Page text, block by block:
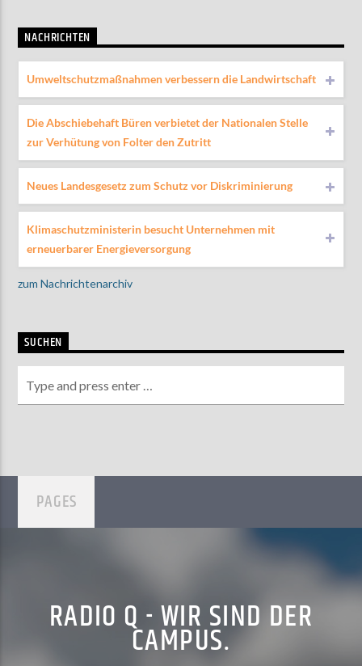
NACHRICHTEN
Umweltschutzmaßnahmen verbessern die Landwirtschaft
Die Abschiebehaft Büren verbietet der Nationalen Stelle
zur Verhütung von Folter den Zutritt
Neues Landesgesetz zum Schutz vor Diskriminierung
Klimaschutzministerin besucht Unternehmen mit
erneuerbarer Energieversorgung
zum Nachrichtenarchiv
SUCHEN
PAGES
RADIO Q - WIR SIND DER
CAMPUS.